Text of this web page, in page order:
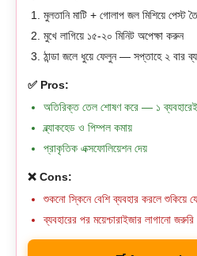
মুলতানি মাটি + গোলাপ জল মিশিয়ে পেস্ট
মুখে লাগিয়ে ১৫-২০ মিনিট অপেক্ষা করুন
ঠান্ডা জলে ধুয়ে ফেলুন — সপ্তাহে ২ বার
✅ Pros:
অতিরিক্ত তেল শোষণ করে — ১ ব্যবহারেই
ব্ল্যাকহেড ও পিম্পল কমায়
প্রাকৃতিক এক্সফোলিয়েশন দেয়
❌ Cons:
শুকনো স্কিনে বেশি ব্যবহার করলে শুকিয়ে
ব্যবহারের পর ময়েশ্চারাইজার লাগানো জরুরি